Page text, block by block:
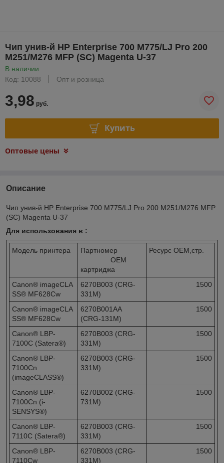
Чип унив-й HP Enterprise 700 M775/LJ Pro 200
M251/M276 MFP (SC) Magenta U-37
В наличии
Код: 10088
Опт и розница
3,98 руб.
Купить
Оптовые цены
Описание
Чип унив-й HP Enterprise 700 M775/LJ Pro 200 M251/M276 MFP
(SC) Magenta U-37
Для использования в :
Модель принтера
Партномер
OEM
картриджа
Ресурс OEM,стр.
Canon® imageCLA
SS® MF628Cw
6270B003 (CRG-
331M)
1500
Canon® imageCLA
SS® MF628Cw
6270B001AA
(CRG-131M)
1500
Canon® LBP-
7100C (Satera®)
6270B003 (CRG-
331M)
1500
Canon® LBP-
7100Cn
(imageCLASS®)
6270B003 (CRG-
331M)
1500
Canon® LBP-
7100Cn (i-
SENSYS®)
6270B002 (CRG-
731M)
1500
Canon® LBP-
7110C (Satera®)
6270B003 (CRG-
331M)
1500
Canon® LBP-
7110Cw
6270B003 (CRG-
331M)
1500